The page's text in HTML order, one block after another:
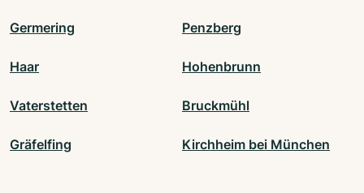
Germering Penzberg
Haar Hohenbrunn
Vaterstetten Bruckmühl
Gräfelfing Kirchheim bei München